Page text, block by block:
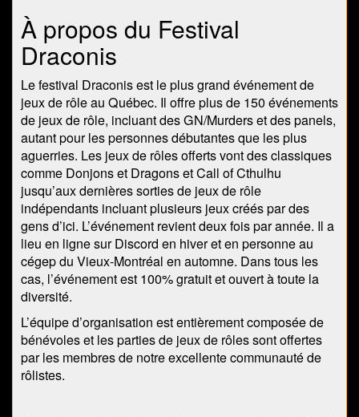
À propos du Festival
Draconis
Le festival Draconis est le plus grand événement de
jeux de rôle au Québec. Il offre plus de 150 événements
de jeux de rôle, incluant des GN/Murders et des panels,
autant pour les personnes débutantes que les plus
aguerries. Les jeux de rôles offerts vont des classiques
comme Donjons et Dragons et Call of Cthulhu
jusqu’aux dernières sorties de jeux de rôle
indépendants incluant plusieurs jeux créés par des
gens d’ici. L’événement revient deux fois par année. Il a
lieu en ligne sur Discord en hiver et en personne au
cégep du Vieux-Montréal en automne. Dans tous les
cas, l’événement est 100% gratuit et ouvert à toute la
diversité.
L’équipe d’organisation est entièrement composée de
bénévoles et les parties de jeux de rôles sont offertes
par les membres de notre excellente communauté de
rôlistes.